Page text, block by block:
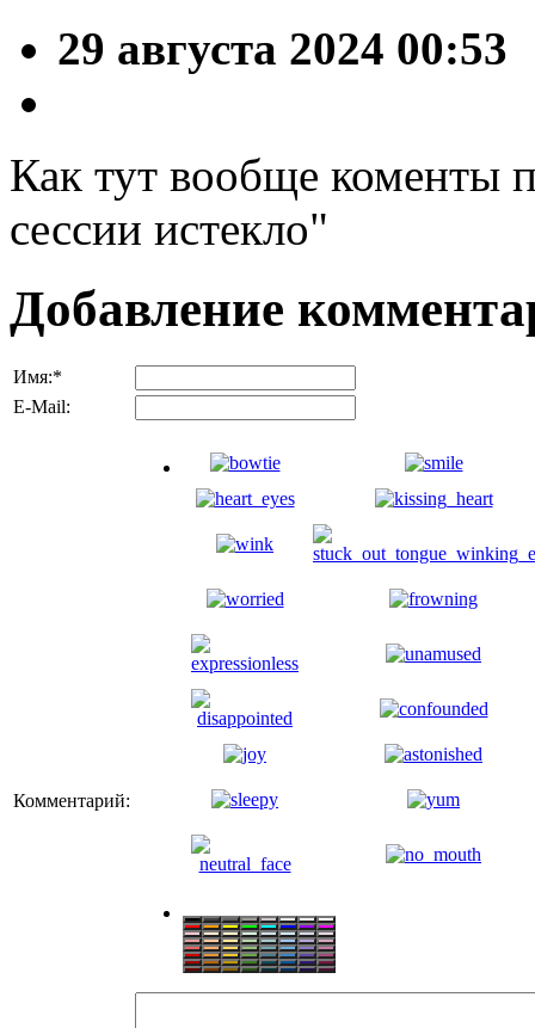
29 августа 2024 00:53
Как тут вообще коменты
сессии истекло"
Добавление
Имя:*
E-Mail:
Комментарий: